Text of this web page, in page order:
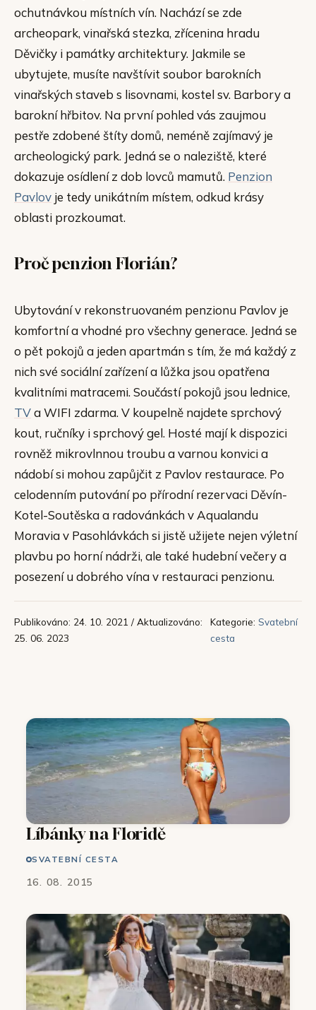
ochutnávkou místních vín. Nachází se zde
archeopark, vinařská stezka, zřícenina hradu
Děvičky i památky architektury. Jakmile se
ubytujete, musíte navštívit soubor barokních
vinařských staveb s lisovnami, kostel sv. Barbory a
barokní hřbitov. Na první pohled vás zaujmou
pestře zdobené štíty domů, neméně zajímavý je
archeologický park. Jedná se o naleziště, které
dokazuje osídlení z dob lovců mamutů. Penzion
Pavlov je tedy unikátním místem, odkud krásy
oblasti prozkoumat.
Proč penzion Florián?
Ubytování v rekonstruovaném penzionu Pavlov je
komfortní a vhodné pro všechny generace. Jedná se
o pět pokojů a jeden apartmán s tím, že má každý z
nich své sociální zařízení a lůžka jsou opatřena
kvalitními matracemi. Součástí pokojů jsou lednice,
TVa WIFI zdarma. V koupelně najdete sprchový
kout, ručníky i sprchový gel. Hosté mají k dispozici
rovněž mikrovlnnou troubu a varnou konvici a
nádobí si mohou zapůjčit z Pavlov restaurace. Po
celodenním putování po přírodní rezervaci Děvín-
Kotel-Soutěska a radovánkách v Aqualandu
Moravia v Pasohlávkách si jistě užijete nejen výletní
plavbu po horní nádrži, ale také hudební večery a
posezení u dobrého vína v restauraci penzionu.
Publikováno: 24. 10. 2021 / Aktualizováno:
25. 06. 2023
Kategorie: Svatební
cesta
Líbánky na Floridě
SVATEBNÍ CESTA
16. 08. 2015